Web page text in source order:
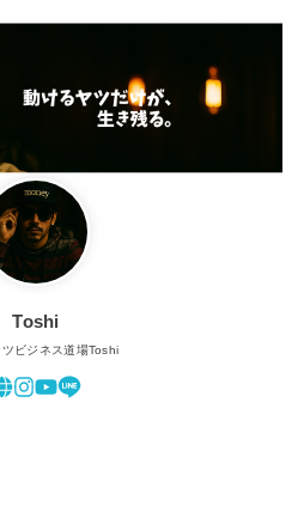
Toshi
ツビジネス道場Toshi